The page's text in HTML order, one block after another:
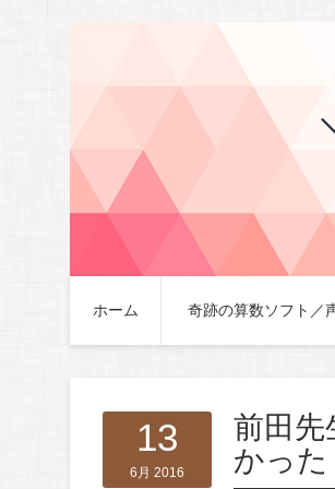
ホーム 奇跡の算数ソフト／
13
6月 2016
前田先
かった